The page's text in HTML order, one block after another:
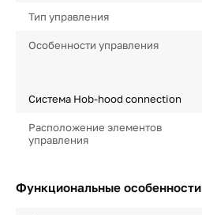
Тип управления
Особенности управления
Система Hob-hood connection
Расположение элементов
управления
Функциональные особенности